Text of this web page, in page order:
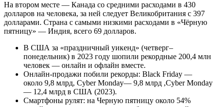
На втором месте — Канада со средними расходами в 430
долларов на человека, за ней следует Великобритания с 397
долларами. Страна с самыми низкими расходами в «Чёрную
пятницу» — Индия, всего 69 долларов.
В США за «праздничный уикенд» (четверг–
понедельник) в 2023 году шопили рекордные 200,4 млн
человек — онлайн и офлайн вместе.
Онлайн-продажи побили рекорды: Black Friday —
около 9,8 млрд, Cyber Monday— 9,8 млрд ,CyberMonday
— 12,4 млрд в США (2023).
Смартфоны рулят: на Черную пятницу около 54%